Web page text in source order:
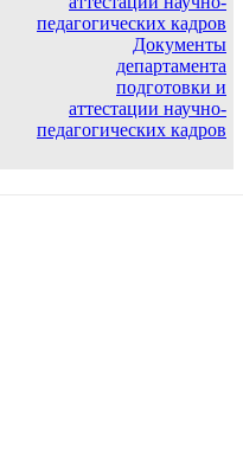
педагогических кадров
Документы
департамента
подготовки и
аттестации научно-
педагогических кадров